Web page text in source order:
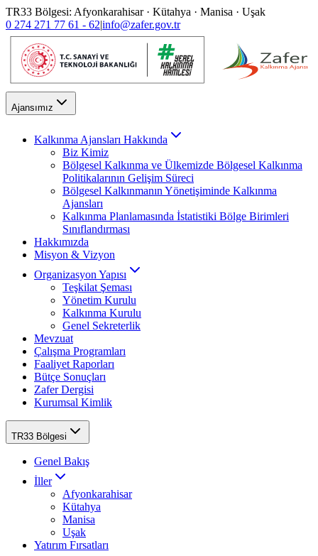
TR33 Bölgesi: Afyonkarahisar · Kütahya · Manisa · Uşak
0 274 271 77 61 - 62|info@zafer.gov.tr
Ajansımız
Kalkınma Ajansları Hakkında
Biz Kimiz
Bölgesel Kalkınma ve Ülkemizde Bölgesel Kalkınma
Politikalarının Gelişim Süreci
Bölgesel Kalkınmanın Yönetişiminde Kalkınma
Ajansları
Kalkınma Planlamasında İstatistiki Bölge Birimleri
Sınıflandırması
Hakkımızda
Misyon & Vizyon
Organizasyon Yapısı
Teşkilat Şeması
Yönetim Kurulu
Kalkınma Kurulu
Genel Sekreterlik
Mevzuat
Çalışma Programları
Faaliyet Raporları
Bütçe Sonuçları
Zafer Dergisi
Kurumsal Kimlik
TR33 Bölgesi
Genel Bakış
İller
Afyonkarahisar
Kütahya
Manisa
Uşak
Yatırım Fırsatları